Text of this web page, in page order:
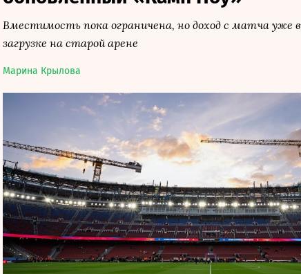
Вместимость пока ограничена, но доход с матча уже
загрузке на старой арене
Марина Крылова